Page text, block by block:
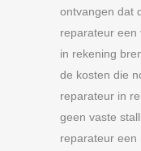
ontvangen dat
reparateur een
in rekening
de kosten die
reparateur in
geen vaste
reparateur een